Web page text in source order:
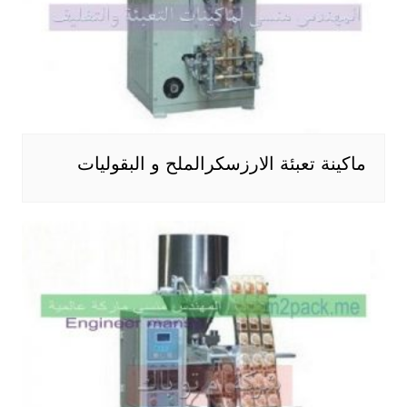
ماكينة تعبئة الارزسكرالملح و البقوليات